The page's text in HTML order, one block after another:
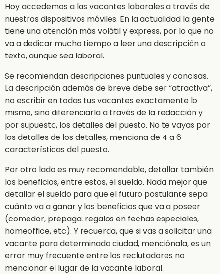
Hoy accedemos a las vacantes laborales a través de
nuestros dispositivos móviles. En la actualidad la gente
tiene una atención más volátil y express, por lo que no
va a dedicar mucho tiempo a leer una descripción o
texto, aunque sea laboral.
Se recomiendan descripciones puntuales y concisas.
La descripción además de breve debe ser “atractiva”,
no escribir en todas tus vacantes exactamente lo
mismo, sino diferenciarla a través de la redacción y
por supuesto, los detalles del puesto. No te vayas por
los detalles de los detalles, menciona de 4 a 6
características del puesto.
Por otro lado es muy recomendable, detallar también
los beneficios, entre estos, el sueldo. Nada mejor que
detallar el sueldo para que el futuro postulante sepa
cuánto va a ganar y los beneficios que va a poseer
(comedor, prepaga, regalos en fechas especiales,
homeoffice, etc). Y recuerda, que si vas a solicitar una
vacante para determinada ciudad, menciónala, es un
error muy frecuente entre los reclutadores no
mencionar el lugar de la vacante laboral.